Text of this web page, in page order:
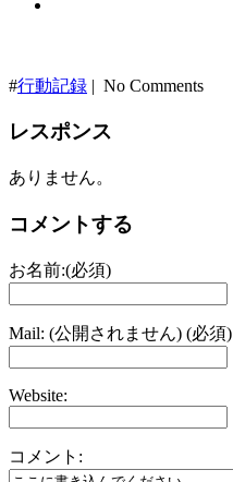
#行動記録 | No Comments
レスポンス
ありません。
コメントする
お名前:(必須)
Mail: (公開されません) (必須)
Website:
コメント: